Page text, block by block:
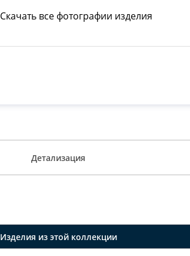
Скачать все фотографии изделия
Детализация
Изделия из этой коллекции